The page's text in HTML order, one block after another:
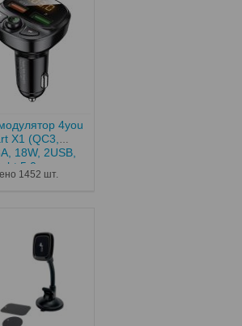
4you
X1 (QC3,
18W, 2USB,
bt 5.0,
12...
1452 шт.